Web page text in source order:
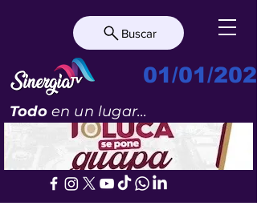
Buscar
01/01/
Todoen un lugar...